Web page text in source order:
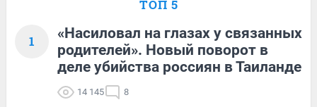
ТОП 5
1
«Насиловал на глазах у связанных
родителей». Новый поворот в
деле убийства россиян в Таиланде
14 145 8